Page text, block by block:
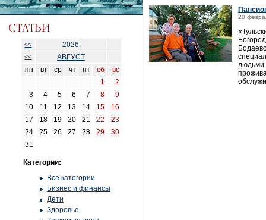
<< 2026
<<
АВГУСТ
пн
вт ср чт пт сб
вс
1
2
3
4 5 6 7 8
9
10
11 12 13 14 15
16
17
18 19 20 21 22
23
24
25 26 27 28 29
30
31
Категории:
Все категории
Бизнес и финансы
Дети
Здоровье
20
людьми